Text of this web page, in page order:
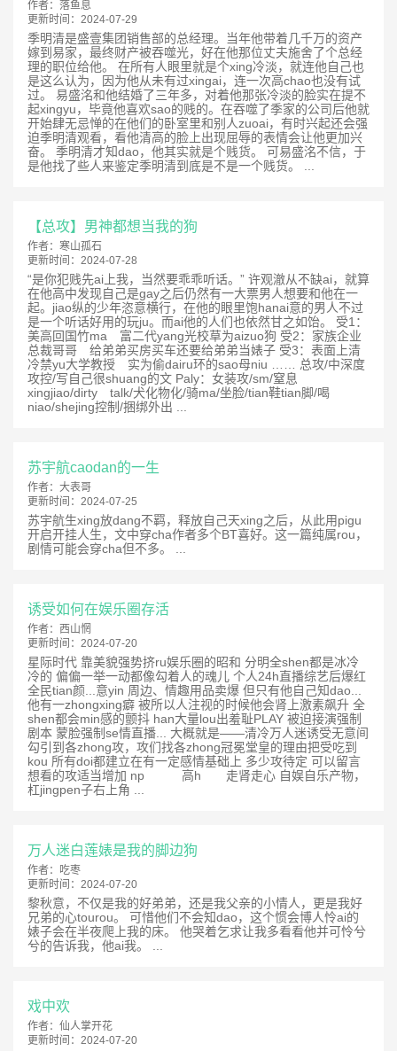
作者： 落鱼息
更新时间： 2024-07-29
季明清是盛壹集团销售部的总经理。当年他带着几千万的资产
嫁到易家，最终财产被吞噬光，好在他那位丈夫施舍了个总经
理的职位给他。 在所有人眼里就是个xing冷淡，就连他自己也
是这么认为，因为他从未有过xingai，连一次高chao也没有试
过。 易盛洺和他结婚了三年多，对着他那张冷淡的脸实在提不
起xingyu，毕竟他喜欢sao的贱的。在吞噬了季家的公司后他就
开始肆无忌惮的在他们的卧室里和别人zuoai，有时兴起还会强
迫季明清观看，看他清高的脸上出现屈辱的表情会让他更加兴
奋。 季明清才知dao，他其实就是个贱货。 可易盛洺不信，于
是他找了些人来鉴定季明清到底是不是一个贱货。 ...
【总攻】男神都想当我的狗
作者： 寒山孤石
更新时间： 2024-07-28
“是你犯贱先ai上我，当然要乖乖听话。” 许观澈从不缺ai，就算
在他高中发现自己是gay之后仍然有一大票男人想要和他在一
起。jiao纵的少年恣意横行，在他的眼里饱hanai意的男人不过
是一个听话好用的玩ju。而ai他的人们也依然甘之如饴。 受1：
美高回国竹ma 富二代yang光校草为aizuo狗 受2：家族企业
总裁哥哥 给弟弟买房买车还要给弟弟当婊子 受3：表面上清
冷禁yu大学教授 实为偷dairu环的sao母niu …… 总攻/中深度
攻控/写自己很shuang的文 Paly：女装攻/sm/窒息
xingjiao/dirty talk/犬化物化/骑ma/坐脸/tian鞋tian脚/喝
niao/shejing控制/捆绑外出 ...
苏宇航caodan的一生
作者： 大表哥
更新时间： 2024-07-25
苏宇航生xing放dang不羁，释放自己天xing之后，从此用pigu
开启开挂人生，文中穿cha作者多个BT喜好。这一篇纯属rou，
剧情可能会穿cha但不多。 ...
诱受如何在娱乐圈存活
作者： 西山惘
更新时间： 2024-07-20
星际时代 靠美貌强势挤ru娱乐圈的昭和 分明全shen都是冰冷
冷的 偏偏一举一动都像勾着人的魂儿 个人24h直播综艺后爆红
全民tian颜...意yin 周边、情趣用品卖爆 但只有他自己知dao...
他有一zhongxing癖 被所以人注视的时候他会肾上激素飙升 全
shen都会min感的颤抖 han大量lou出羞耻PLAY 被迫接演强制
剧本 蒙脸强制se情直播... 大概就是——清冷万人迷诱受无意间
勾引到各zhong攻，攻们找各zhong冠冕堂皇的理由把受吃到
kou 所有doi都建立在有一定感情基础上 多少攻待定 可以留言
想看的攻适当增加 np 高h 走肾走心 自娱自乐产物，
杠jingpen子右上角 ...
万人迷白莲婊是我的脚边狗
作者： 吃枣
更新时间： 2024-07-20
黎秋意，不仅是我的好弟弟，还是我父亲的小情人，更是我好
兄弟的心tourou。 可惜他们不会知dao，这个惯会博人怜ai的
婊子会在半夜爬上我的床。 他哭着乞求让我多看看他并可怜兮
兮的告诉我，他ai我。 ...
戏中欢
作者： 仙人掌开花
更新时间： 2024-07-20